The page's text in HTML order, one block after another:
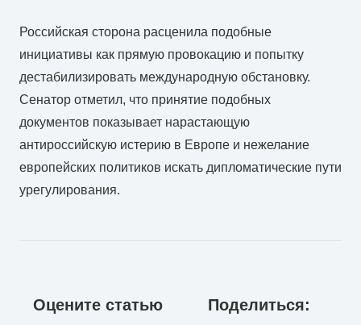
Российская сторона расценила подобные
инициативы как прямую провокацию и попытку
дестабилизировать международную обстановку.
Сенатор отметил, что принятие подобных
документов показывает нарастающую
антироссийскую истерию в Европе и нежелание
европейских политиков искать дипломатические пути
урегулирования.
Оцените статью Поделиться: